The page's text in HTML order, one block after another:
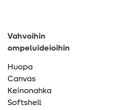
Vahvoihin
ompeluideioihin
Huopa
Canvas
Keinonahka
Softshell